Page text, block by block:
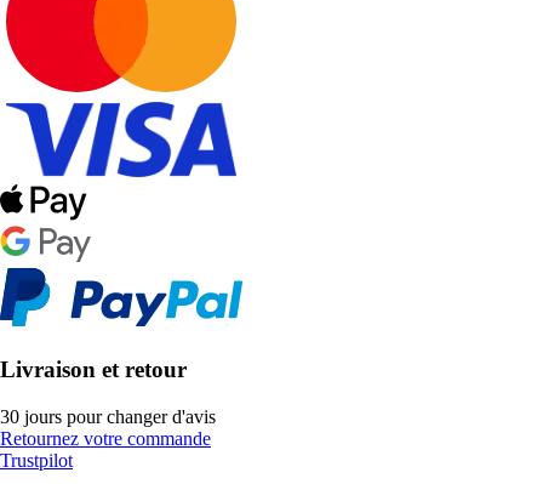
Livraison et retour
30 jours pour changer d'avis
Retournez votre commande
Trustpilot